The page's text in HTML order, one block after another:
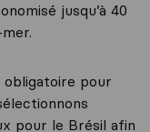
jusqu’à 40
pour
pour le Brésil afin